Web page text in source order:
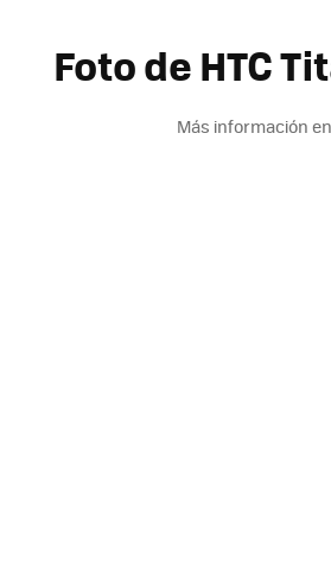
Foto de HTC
Más información